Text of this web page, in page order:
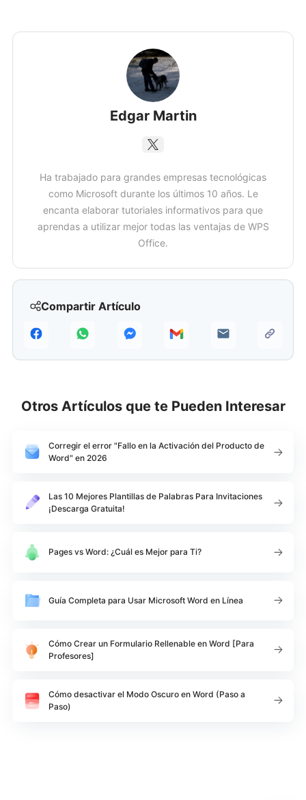
Compartir Artículo
Edgar Martin
Ha trabajado para grandes empresas tecnológicas
como Microsoft durante los últimos 10 años. Le
encanta elaborar tutoriales informativos para que
aprendas a utilizar mejor todas las ventajas de WPS
Office.
Otros Artículos que te Pueden Interesar
Corregir el error "Fallo en la Activación del Producto de
Word" en 2026
Las 10 Mejores Plantillas de Palabras Para Invitaciones
¡Descarga Gratuita!
Pages vs Word: ¿Cuál es Mejor para Ti?
Guía Completa para Usar Microsoft Word en Línea
Cómo Crear un Formulario Rellenable en Word [Para
Profesores]
Cómo desactivar el Modo Oscuro en Word (Paso a
Paso)